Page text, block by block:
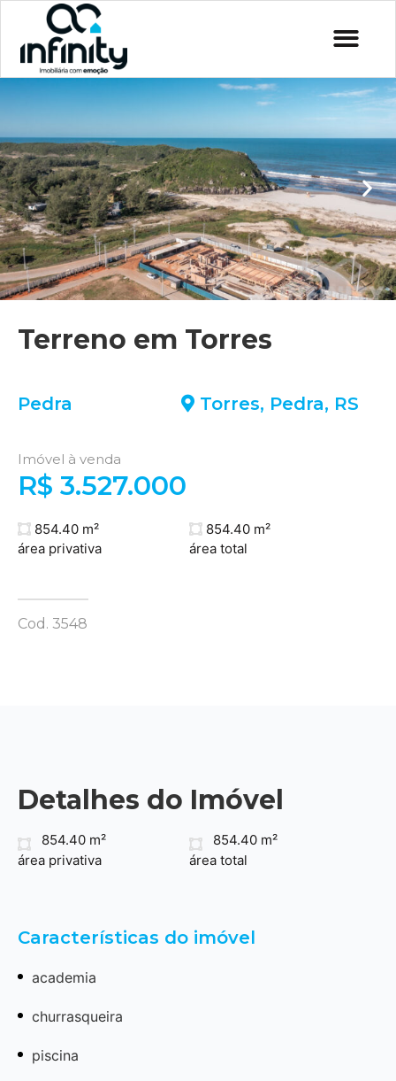
Terreno em Torres
Pedra Torres, Pedra, RS
Imóvel à venda
R$ 3.527.000
854.40 m²
área privativa
854.40 m²
área total
Cod. 3548
Detalhes do Imóvel
854.40 m²
área privativa
854.40 m²
área total
Características do imóvel
academia
churrasqueira
piscina